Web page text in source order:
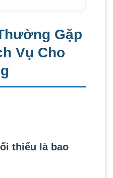
Gặp
Vụ Cho
thiểu là bao